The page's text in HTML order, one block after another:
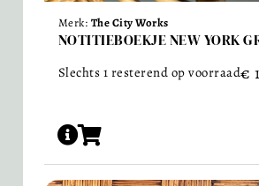
Merk: The City Works
NOTITIEBOEKJE NEW YORK
Slechts 1 resterend op voorraad€